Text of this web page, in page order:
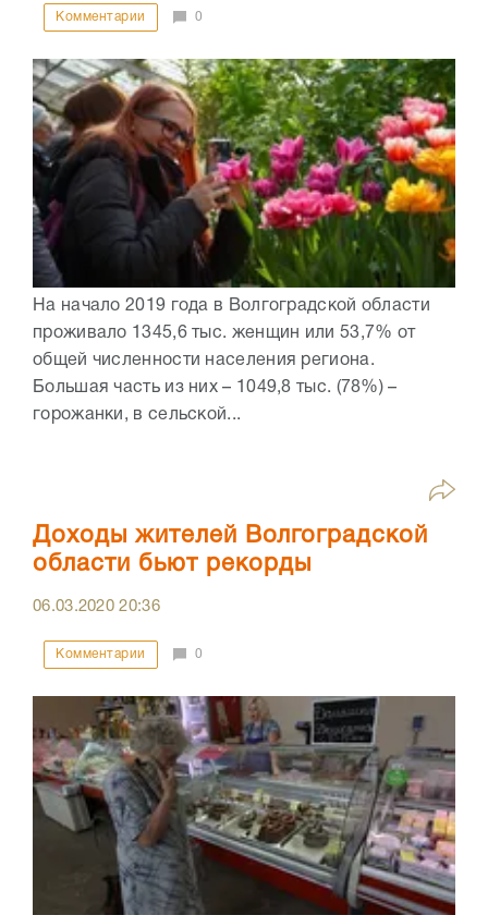
Комментарии 0
На начало 2019 года в Волгоградской области
проживало 1345,6 тыс. женщин или 53,7% от
общей численности населения региона.
Большая часть из них – 1049,8 тыс. (78%) –
горожанки, в сельской...
Доходы жителей Волгоградской
области бьют рекорды
06.03.202020:36
Комментарии 0